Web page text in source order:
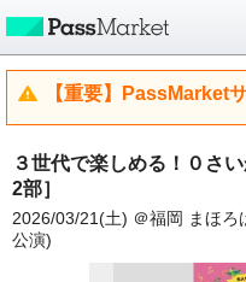
【重要】PassMarket
３世代で楽しめる！０さ
2部］
2026/03/21(土) ＠福岡 まほろ
公演)